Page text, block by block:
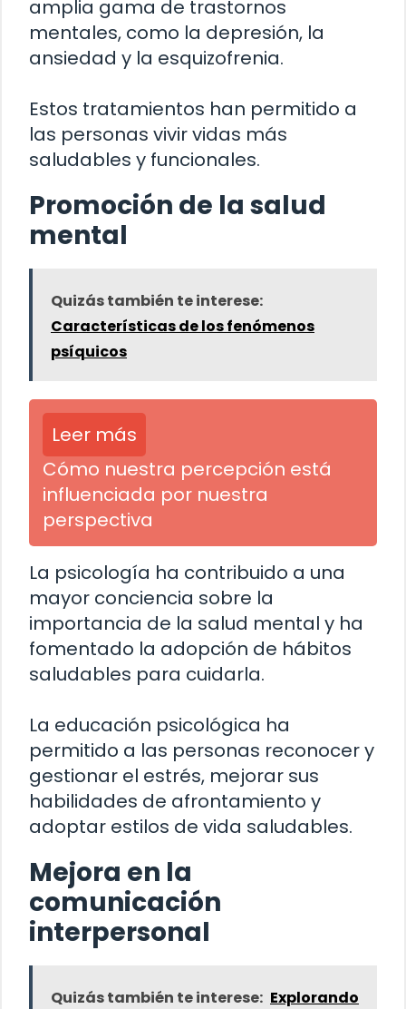
amplia gama de trastornos
mentales, como la depresión, la
ansiedad y la esquizofrenia.
Estos tratamientos han permitido a
las personas vivir vidas más
saludables y funcionales.
Promoción de la salud
mental
Quizás también te interese:
Características de los fenómenos
psíquicos
Leer más
Cómo nuestra percepción está
influenciada por nuestra
perspectiva
La psicología ha contribuido a una
mayor conciencia sobre la
importancia de la salud mental y ha
fomentado la adopción de hábitos
saludables para cuidarla.
La educación psicológica ha
permitido a las personas reconocer y
gestionar el estrés, mejorar sus
habilidades de afrontamiento y
adoptar estilos de vida saludables.
Mejora en la
comunicación
interpersonal
Quizás también te interese: Explorando